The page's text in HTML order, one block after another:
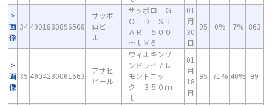
画
像
34 4901880896508
サッポ
ロビー
ル
サッポロ Ｇ
ＯＬＤ ＳＴ
ＡＲ ５００
ｍｌ×６
01
月
30
日
95 0% 7% 863
画
像
35 4904230061663
アサヒ
ビール
ウィルキンソ
ンドライ７レ
モントニッ
ク ３５０ｍ
ｌ
01
月
18
日
95 71% 40% 99